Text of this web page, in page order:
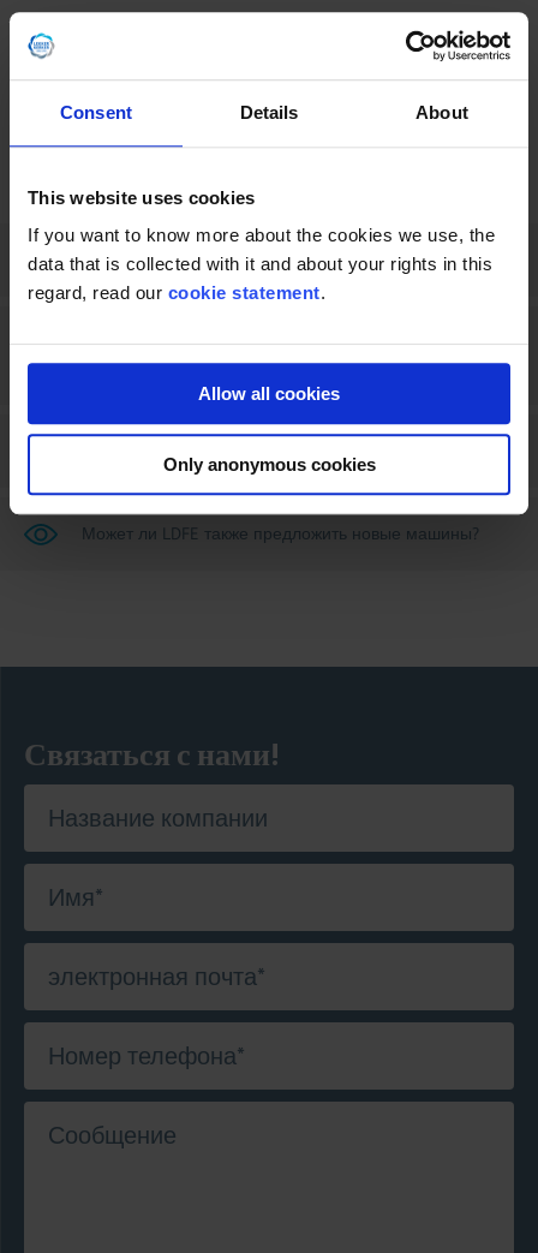
Consent Details About
This website uses cookies
If you want to know more about the cookies we use, the
data that is collected with it and about your rights in this
regard, read our cookie statement.
Allow all cookies
Only anonymous cookies
Может ли LDFE помочь мне с установкой?
Что означают условия «реновация», «в рабочем
состоянии» и «как есть»?
Может ли LDFE также предложить новые машины?
Связаться с нами!
Название компании
Имя*
электронная почта*
Номер телефона*
Сообщение